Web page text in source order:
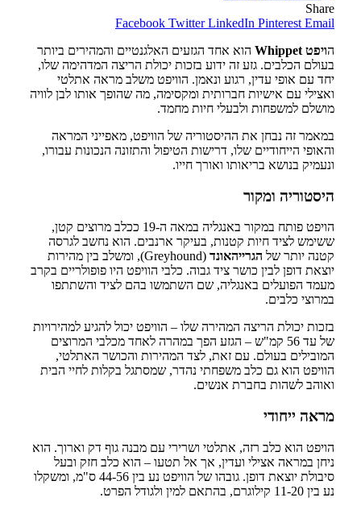
Share
Facebook Twitter LinkedIn Pinterest Email
הויפט Whippet
הוא אחד הגזעים האלגנטיים והמהירים ביותר
בעולם הכלבים. גזע זה ידוע בזכות יכולת הריצה המדהימה שלו,
יחד עם אופי עדין, רגוע ונאמן. הוויפט משלב מראה אתלטי
ואצילי עם אישיות חברותית ומקסימה, מה שהופך אותו לבן לוויה
מושלם למשפחות ולבעלי חיות מחמד.
במאמר זה נבחן את ההיסטוריה של הוויפט, מאפייני המראה
והאופי הייחודיים שלו, דרישות הטיפול והתזונה הנכונות עבורו,
ונעמיק בנושא בריאותו ואורך חייו.
היסטוריה ומקור
הויפט פותח במקור באנגליה במאה ה-19 ככלב מרוצים קטן,
ששימש לציד חיות קטנות, בעיקר ארנבים. הוא נחשב לגרסה
קטנה יותר של הגרייהאונד
(Greyhound), ומשלב בין מהירות
יוצאת דופן לבין כושר ציד גבוה. כלבי הוויפט היו פופולריים בקרב
מעמד הפועלים באנגליה, שם השתמשו בהם לציד והשתתפו
במרוצי כלבים.
בזכות יכולת הריצה המהירה שלו – הוויפט יכול להגיע למהירויות
של עד 56 קמ"ש – הגזע הפך במהרה לאחד מכלבי המרוצים
המובילים בעולם. עם זאת, לצד המהירות והכושר האתלטי,
הוויפט הוא גם כלב משפחתי נהדר, שמסתגל בקלות לחיי הבית
ואוהב לשהות בחברת אנשים.
מראה ייחודי
הויפט הוא כלב רזה, אתלטי ושרירי עם מבנה גוף דק וארוך. הוא
ניחן במראה אצילי ועדין, אך אל תטעו – הוא כלב חזק ובעל
סיבולת יוצאת דופן. גובהו של הוויפט נע בין 44-56 ס"מ, ומשקלו
נע בין 11-20 קילוגרם, בהתאם למין ולגודל הפרט.